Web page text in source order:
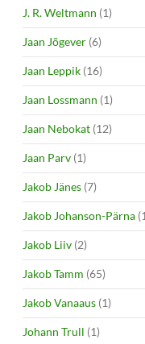
J. R. Weltmann (1)
Jaan Jõgever (6)
Jaan Leppik (16)
Jaan Lossmann (1)
Jaan Nebokat (12)
Jaan Parv (1)
Jakob Jänes (7)
Jakob Johanson-Pärna
Jakob Liiv (2)
Jakob Tamm (65)
Jakob Vanaaus (1)
Johann Trull (1)